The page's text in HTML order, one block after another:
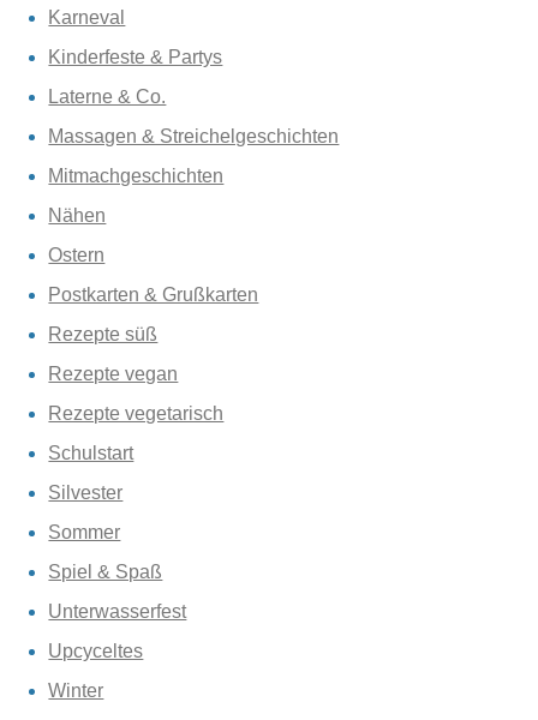
Karneval
Kinderfeste & Partys
Laterne & Co.
Massagen & Streichelgeschichten
Mitmachgeschichten
Nähen
Ostern
Postkarten & Grußkarten
Rezepte süß
Rezepte vegan
Rezepte vegetarisch
Schulstart
Silvester
Sommer
Spiel & Spaß
Unterwasserfest
Upcyceltes
Winter